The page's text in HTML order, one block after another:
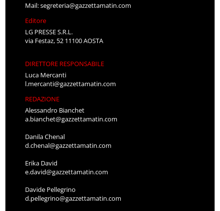
Mail:segreteria@gazzettamatin.com
Editore
LG PRESSE S.R.L.
via Festaz, 52 11100 AOSTA
DIRETTORE RESPONSABILE
Luca Mercanti
l.mercanti@gazzettamatin.com
REDAZIONE
Alessandro Bianchet
a.bianchet@gazzettamatin.com
Danila Chenal
d.chenal@gazzettamatin.com
Erika David
e.david@gazzettamatin.com
Davide Pellegrino
d.pellegrino@gazzettamatin.com